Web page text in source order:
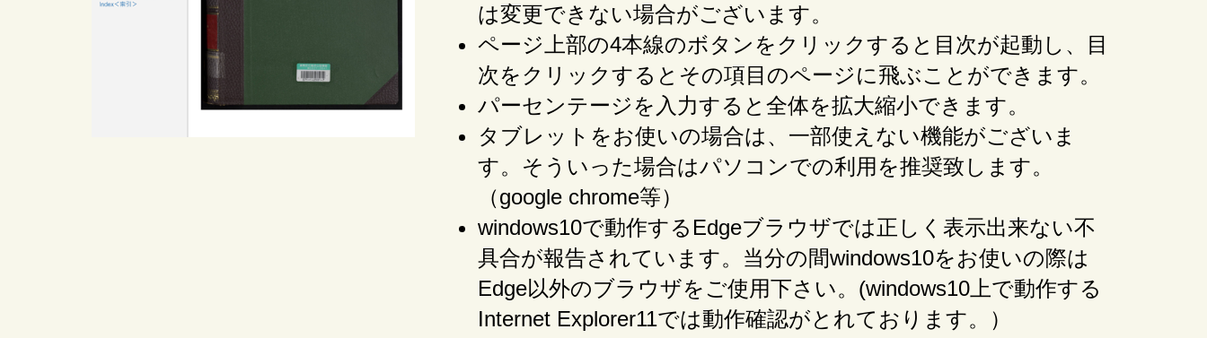
は変更できない場合がございます。
ページ上部の4本線のボタンをクリックすると目次が起動し、目
次をクリックするとその項目のページに飛ぶことができます。
パーセンテージを入力すると全体を拡大縮小できます。
タブレットをお使いの場合は、一部使えない機能がございま
す。そういった場合はパソコンでの利用を推奨致します。
（google chrome等）
windows10で動作するEdgeブラウザでは正しく表示出来ない不
具合が報告されています。当分の間windows10をお使いの際は
Edge以外のブラウザをご使用下さい。(windows10上で動作する
Internet Explorer11では動作確認がとれております。）